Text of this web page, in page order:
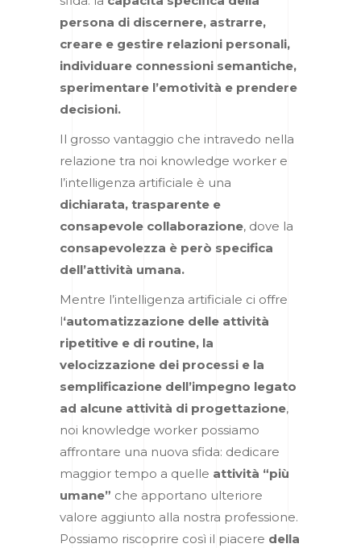
persona di discernere, astrarre,
creare e gestire relazioni personali,
individuare connessioni semantiche,
sperimentare l’emotività e prendere
decisioni.
Il grosso vantaggio che intravedo nella
relazione tra noi knowledge worker e
l’intelligenza artificiale è una
dichiarata, trasparente e
consapevole collaborazione, dove la
consapevolezza è però specifica
dell’attività umana.
Mentre l’intelligenza artificiale ci offre
l‘automatizzazione delle attività
ripetitive e di routine, la
velocizzazione dei processi e la
semplificazione dell’impegno legato
ad alcune attività di progettazione,
noi knowledge worker possiamo
affrontare una nuova sfida: dedicare
maggior tempo a quelle attività “più
umane” che apportano ulteriore
valore aggiunto alla nostra professione.
Possiamo riscoprire così il piacere della